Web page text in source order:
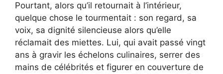
Pourtant, alors qu’il retournait à l’intérieur,
quelque chose le tourmentait : son regard, sa
voix, sa dignité silencieuse alors qu’elle
réclamait des miettes. Lui, qui avait passé vingt
ans à gravir les échelons culinaires, serrer des
mains de célébrités et figurer en couverture de